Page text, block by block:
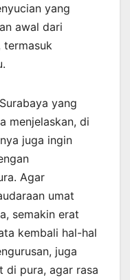
yang
awal dari
termasuk
yang
menjelaskan, di
juga ingin
Agar
umat
semakin erat
kembali hal-hal
juga
di pura, agar rasa